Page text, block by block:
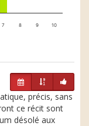
7 8 9 10
précis, sans
ce récit sont
désolé aux